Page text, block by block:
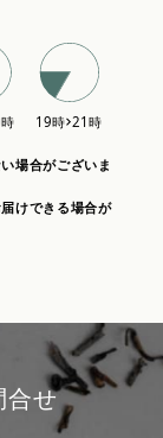
場合がございま
けできる場合が
合せ